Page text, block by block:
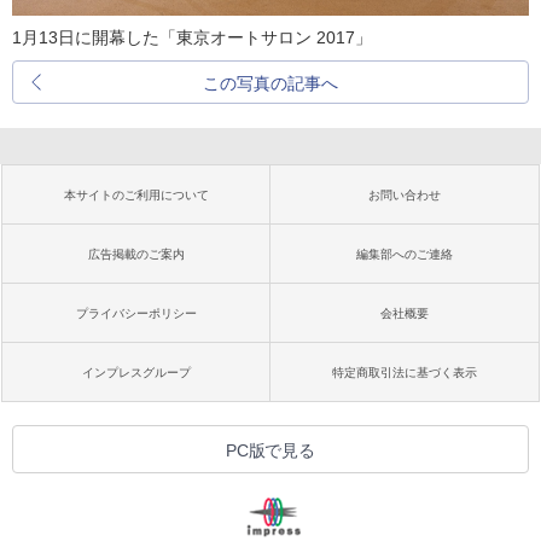
1月13日に開幕した「東京オートサロン 2017」
この写真の記事へ
本サイトのご利用について お問い合わせ
広告掲載のご案内 編集部へのご連絡
プライバシーポリシー 会社概要
インプレスグループ 特定商取引法に基づく表示
PC版で見る